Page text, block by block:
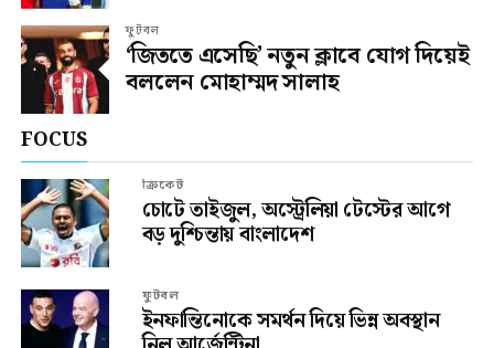
ফুটবল
‘জিততে এসেছি’ নতুন ক্লাবে যোগ দিয়েই
বললেন মোহাম্মদ সালাহ
FOCUS
ক্রিকেট
চোটে তাইজুল, অস্ট্রেলিয়া টেস্টের আগে
বড় দুশ্চিন্তায় বাংলাদেশ
ফুটবল
ইনফান্তিনোকে সমর্থন দিয়ে ভিন্ন অবস্থান